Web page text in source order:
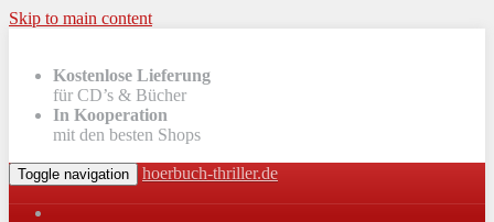
Skip to main content
Kostenlose Lieferung
für CD’s & Bücher
In Kooperation
mit den besten Shops
Toggle navigation hoerbuch-thriller.de